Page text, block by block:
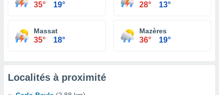
35° 19° 28° 13°
Massat
35° 18°
Mazères
36° 19°
Localités à proximité